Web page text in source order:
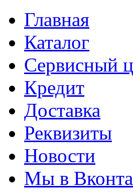
Главная
Каталог
Сервисный
Кредит
Доставка
Реквизиты
Новости
Мы в